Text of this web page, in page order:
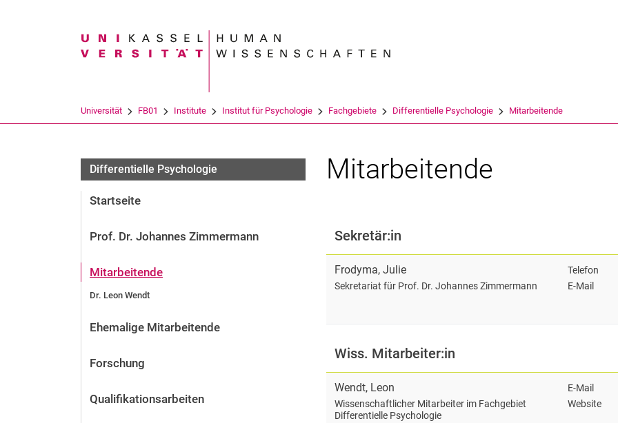
Suchbegriff
Universität FB01 Institute Institut für Psychologie Fachgebiete Differentielle Psychologie Mitarbeitende
Differentielle Psychologie
Startseite
Prof. Dr. Johannes Zimmermann
Mitarbeitende
Dr. Leon Wendt
Ehemalige Mitarbeitende
Forschung
Qualifikationsarbeiten
Mitarbeitende
Sekretär:in
Frodyma,Julie
Sekretariat für Prof. Dr. Johannes Zimmermann
Telefon
E-Mail
Wiss. Mitarbeiter:in
Wendt, Leon
Wissenschaftlicher Mitarbeiter im Fachgebiet
Differentielle Psychologie
E-Mail
Website